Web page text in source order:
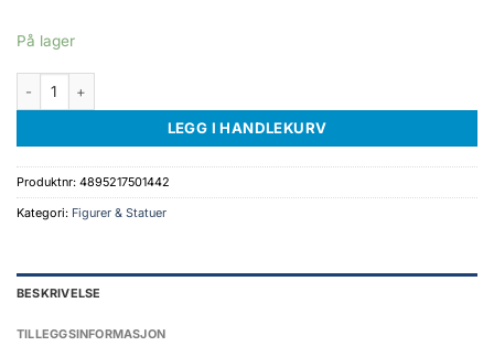
På lager
Marvel Hero Box Attack Series Mini Figures Spider-Man 8 cm Display (6)
LEGG I HANDLEKURV
Produktnr: 4895217501442
Kategori: Figurer & Statuer
BESKRIVELSE
TILLEGGSINFORMASJON